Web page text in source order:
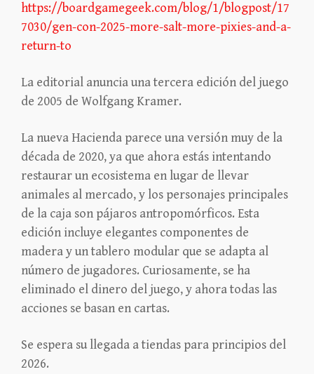
https://boardgamegeek.com/blog/1/blogpost/17
7030/gen-con-2025-more-salt-more-pixies-and-a-
return-to
La editorial anuncia una tercera edición del juego
de 2005 de Wolfgang Kramer.
La nueva Hacienda parece una versión muy de la
década de 2020, ya que ahora estás intentando
restaurar un ecosistema en lugar de llevar
animales al mercado, y los personajes principales
de la caja son pájaros antropomórficos. Esta
edición incluye elegantes componentes de
madera y un tablero modular que se adapta al
número de jugadores. Curiosamente, se ha
eliminado el dinero del juego, y ahora todas las
acciones se basan en cartas.
Se espera su llegada a tiendas para principios del
2026.